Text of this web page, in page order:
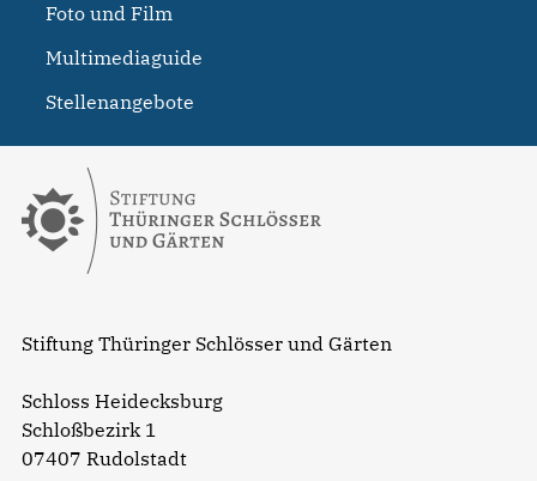
Stiftung Thüringer Schlösser und Gärten
Schloss Heidecksburg
Schloßbezirk 1
07407 Rudolstadt
Foto und Film
Multimediaguide
Stellenangebote